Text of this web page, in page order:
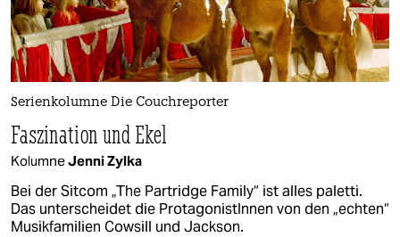
Serienkolumne Die Couchreporter
Faszination und Ekel
KolumneJenni Zylka
Bei der Sitcom „The Partridge Family“ ist alles paletti.
Das unterscheidet die ProtagonistInnen von den „echten“
Musikfamilien Cowsill und Jackson.